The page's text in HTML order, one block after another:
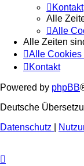
Kontakt
Alle
Alle
Alle Zeiten
Alle Cookies
Kontakt
Powered by phpBB
Deutsche
Datenschutz